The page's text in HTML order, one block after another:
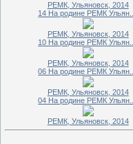
РЕМК, Ульяновск, 2014
14 На родине РЕМК Ульян...
РЕМК, Ульяновск, 2014
10 На родине РЕМК Ульян...
РЕМК, Ульяновск, 2014
06 На родине РЕМК Ульян...
РЕМК, Ульяновск, 2014
04 На родине РЕМК Ульян...
РЕМК, Ульяновск, 2014